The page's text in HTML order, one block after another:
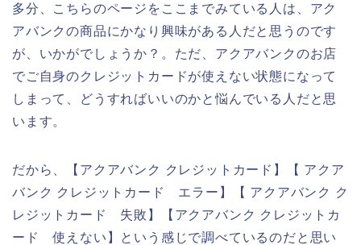
多分、こちらのページをここまでみている人は、アク
アバンクの商品にかなり興味がある人だと思うのです
が、いかがでしょうか？。ただ、アクアバンクのお店
でご自身のクレジットカードが使えない状態になって
しまって、どうすればいいのかと悩んでいる人だと思
います。
だから、【アクアバンク クレジットカード】【 アクア
バンク クレジットカード エラー】【 アクアバンク ク
レジットカード 失敗】【アクアバンク クレジットカ
ード 使えない】という感じで調べているのだと思い